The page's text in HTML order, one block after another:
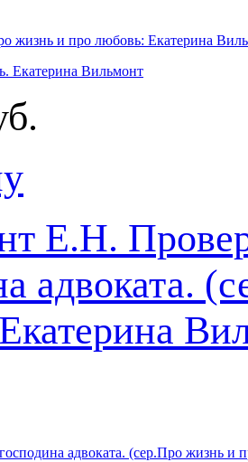
жизнь и про любовь: Екатерина
Екатерина Вильмонт
адвоката. (сер.Про жизнь